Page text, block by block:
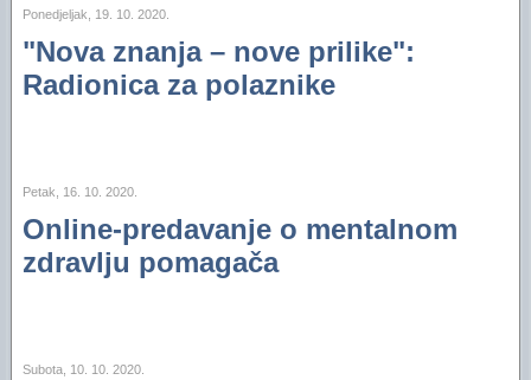
Ponedjeljak, 19. 10. 2020.
"Nova znanja – nove prilike":
Radionica za polaznike
Petak, 16. 10. 2020.
Online-predavanje o mentalnom
zdravlju pomagača
Subota, 10. 10. 2020.